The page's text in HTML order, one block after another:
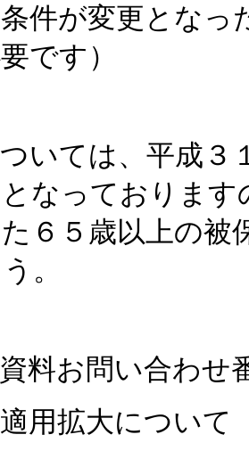
件が変更となっ
です）
いては、平成３
なっておりま
６５歳以上の被
。
資料お問い合わ
用拡大について